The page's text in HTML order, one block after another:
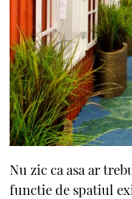
Nu zic ca asa ar
functie de spatiul